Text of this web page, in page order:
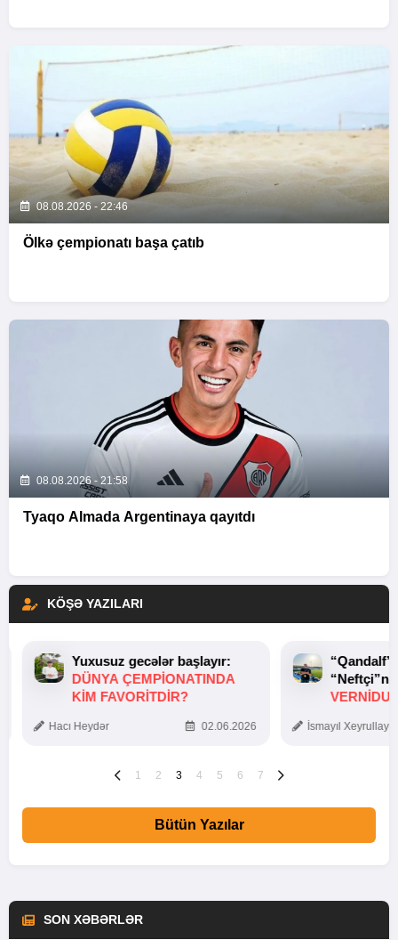
08.08.2026 - 22:46
Ölkə çempionatı başa çatıb
08.08.2026 - 21:58
Tyaqo Almada Argentinaya qayıtdı
KÖŞƏ YAZILARI
Yuxusuz gecələr başlayır:
DÜNYA ÇEMPIONATINDA
KIM FAVORITDIR?
Hacı Heydər 02.06.2026 İsmayıl
1 2 3 4 5 6 7
Bütün Yazılar
SON XƏBƏRLƏR